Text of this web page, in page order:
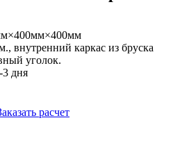
внутренний каркас из бруска
уголок.
3 дня
расчет